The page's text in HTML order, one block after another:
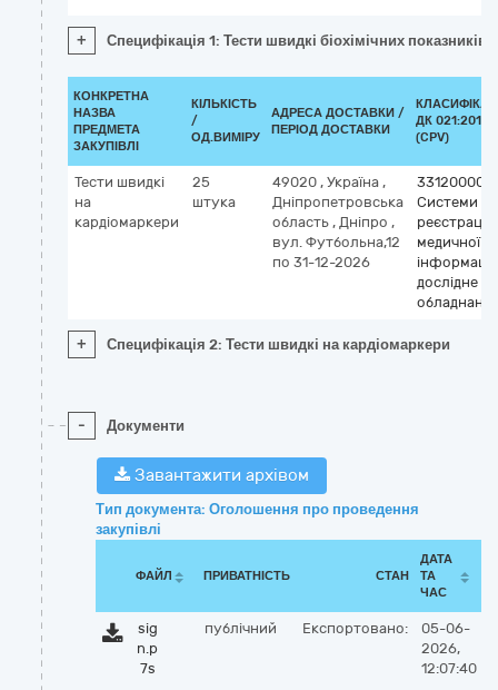
+ Специфікація 1: Тести швидкі біохімічних показників
КОНКРЕТНА
НАЗВА
ПРЕДМЕТА
ЗАКУПІВЛІ
КІЛЬКІСТЬ
/
ОД.ВИМІРУ
АДРЕСА ДОСТАВКИ /
ПЕРІОД ДОСТАВКИ
ДК 021:2015
(CPV)
Тести швидкі
на
кардіомаркери
25
штука
49020 , Україна ,
Дніпропетровська
область , Дніпро ,
вул. Футбольна,12
по 31-12-2026
33120000-7
Системи
реєстрації
медичної
інформації
дослідне
+ Специфікація 2: Тести швидкі на кардіомаркери
- Документи
Завантажити архівом
Тип документа: Оголошення про проведення
закупівлі
ФАЙЛ ПРИВАТНІСТЬ СТАН
ДАТА
ТА
ЧАС
sig
n.p
7s
публічний Експортовано:
05-06-
2026,
12:07:40